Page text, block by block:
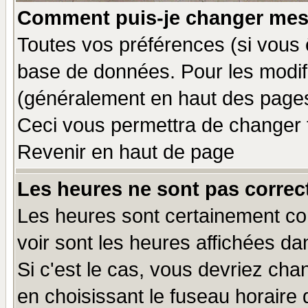
Comment puis-je changer
Toutes vos préférences (si
base de données. Pour les
(généralement en haut des
Ceci vous permettra de
Revenir en haut de page
Les heures ne sont pas
Les heures sont certainement
voir sont les heures affichées
Si c'est le cas, vous devriez
en choisissant le fuseau